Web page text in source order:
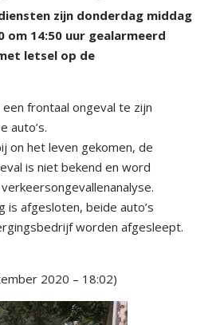
zijn donderdag middag
om 14:50 uur gealarmeerd
letsel op de
frontaal ongeval te zijn
auto’s.
on het leven gekomen, de
is niet bekend en word
is afgesloten, beide auto’s
worden afgesleept.
2020 – 18:02)